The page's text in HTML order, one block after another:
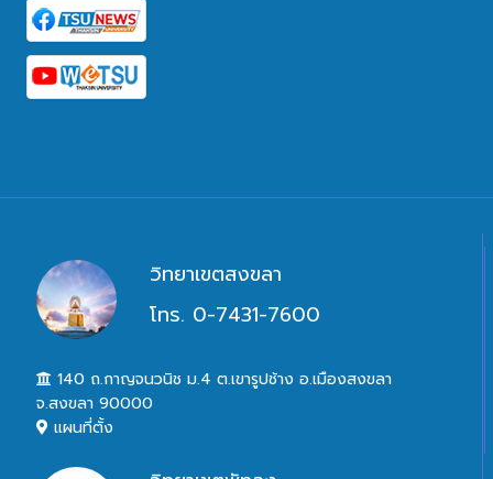
วิทยาเขตสงขลา
โทร. 0-7431-7600
140 ถ.กาญจนวนิช ม.4 ต.เขารูปช้าง อ.เมืองสงขลา
จ.สงขลา 90000
แผนที่ตั้ง